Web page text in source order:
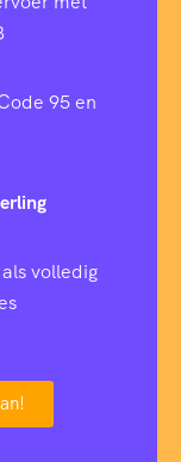
95 en
volledig